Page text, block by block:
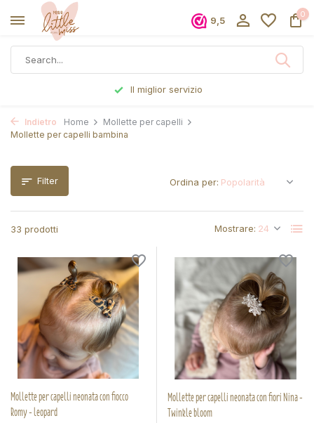
9,5
0
Ordinato prima delle 17:00, spedito lo stesso giorno
Indietro Home
Mollette per capelli
Mollette per capelli bambina
Filter
33 prodotti Mostrare:
Ordina per:
Mollette per capelli neonata con fiocco
Romy - leopard
Mollette per capelli neonata con fiori Nina -
Twinkle bloom